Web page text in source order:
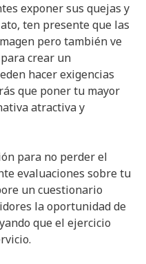
exponer sus quejas y
ten presente que las
pero también ve
crear un
hacer exigencias
que poner tu mayor
atractiva y
para no perder el
evaluaciones sobre tu
un cuestionario
la oportunidad de
que el ejercicio